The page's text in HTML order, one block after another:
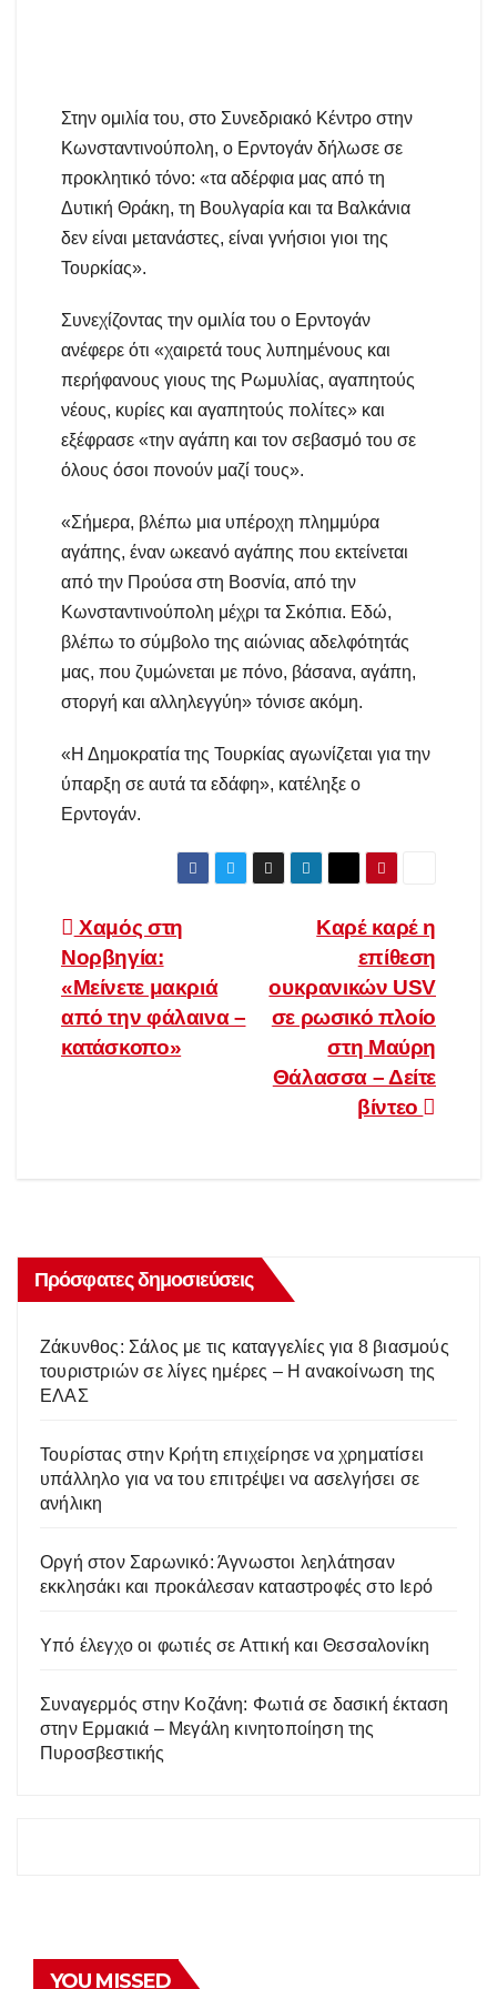
Στην ομιλία του, στο Συνεδριακό Κέντρο στην
Κωνσταντινούπολη, ο Ερντογάν δήλωσε σε
προκλητικό τόνο: «τα αδέρφια μας από τη
Δυτική Θράκη, τη Βουλγαρία και τα Βαλκάνια
δεν είναι μετανάστες, είναι γνήσιοι γιοι της
Τουρκίας».
Συνεχίζοντας την ομιλία του ο Ερντογάν
ανέφερε ότι «χαιρετά τους λυπημένους και
περήφανους γιους της Ρωμυλίας, αγαπητούς
νέους, κυρίες και αγαπητούς πολίτες» και
εξέφρασε «την αγάπη και τον σεβασμό του σε
όλους όσοι πονούν μαζί τους».
«Σήμερα, βλέπω μια υπέροχη πλημμύρα
αγάπης, έναν ωκεανό αγάπης που εκτείνεται
από την Προύσα στη Βοσνία, από την
Κωνσταντινούπολη μέχρι τα Σκόπια. Εδώ,
βλέπω το σύμβολο της αιώνιας αδελφότητάς
μας, που ζυμώνεται με πόνο, βάσανα, αγάπη,
στοργή και αλληλεγγύη» τόνισε ακόμη.
«Η Δημοκρατία της Τουρκίας αγωνίζεται για την
ύπαρξη σε αυτά τα εδάφη», κατέληξε ο
Ερντογάν.
Πλοήγηση
άρθρων
Καρέ καρέ η
επίθεση
ουκρανικών USV
σε ρωσικό πλοίο
στη Μαύρη
Θάλασσα – Δείτε
βίντεο
Χαμός στη
Νορβηγία:
«Μείνετε μακριά
από την φάλαινα –
κατάσκοπο»
Πρόσφατες δημοσιεύσεις
Ζάκυνθος: Σάλος με τις καταγγελίες για 8 βιασμούς
τουριστριών σε λίγες ημέρες – Η ανακοίνωση της
ΕΛΑΣ
Τουρίστας στην Κρήτη επιχείρησε να χρηματίσει
υπάλληλο για να του επιτρέψει να ασελγήσει σε
ανήλικη
Οργή στον Σαρωνικό: Άγνωστοι λεηλάτησαν
εκκλησάκι και προκάλεσαν καταστροφές στο Ιερό
Υπό έλεγχο οι φωτιές σε Αττική και Θεσσαλονίκη
Συναγερμός στην Κοζάνη: Φωτιά σε δασική έκταση
στην Ερμακιά – Μεγάλη κινητοποίηση της
Πυροσβεστικής
YOU MISSED